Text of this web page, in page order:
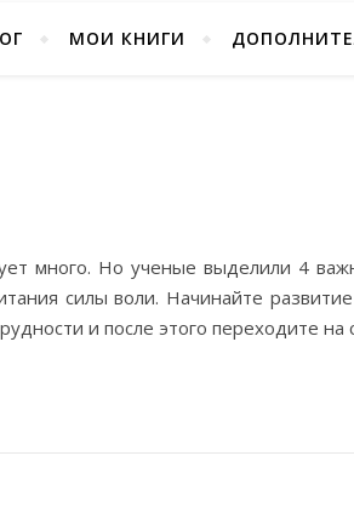
МОИ КНИГИ
много. Но ученые выделили 4
силы воли. Начинайте
и после этого переходите на